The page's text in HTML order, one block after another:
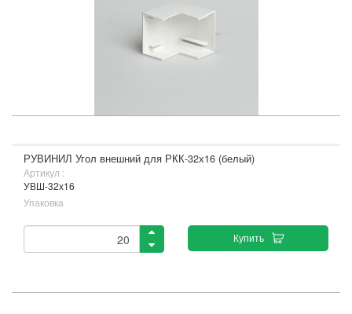
РУВИНИЛ Угол внешний для РКК-32х16 (белый)
Артикул :
УВШ-32х16
Упаковка
Купить